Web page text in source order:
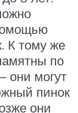
К тому же
по
они могут
пинок
они